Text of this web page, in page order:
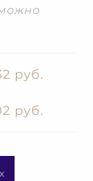
руб.
руб.